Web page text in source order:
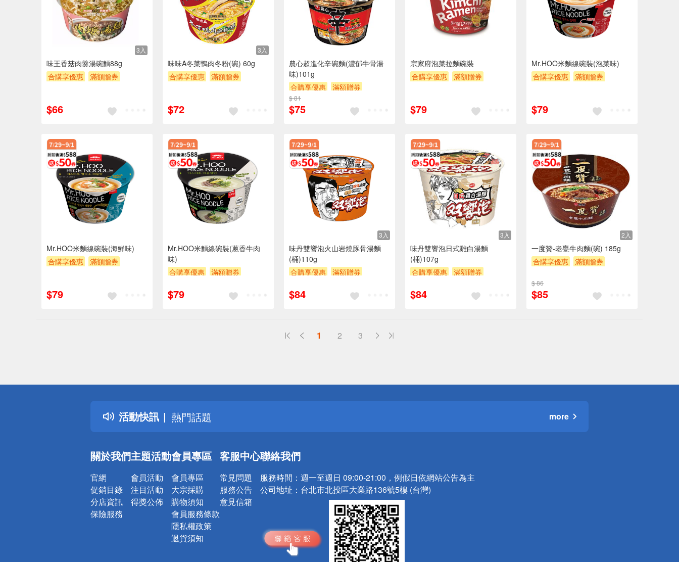
3入
味王香菇肉羹湯碗麵88g
合購享優惠
滿額贈券
$66
3入
味味A冬菜鴨肉冬粉(碗) 60g
合購享優惠
滿額贈券
$72
農心超進化辛碗麵(濃郁牛骨湯
味)101g
合購享優惠
滿額贈券
贈$200
$ 81
$75
宗家府泡菜拉麵碗裝
合購享優惠
滿額贈券
$79
Mr.HOO米麵線碗裝(泡菜味)
合購享優惠
滿額贈券
$79
Mr.HOO米麵線碗裝(海鮮味)
合購享優惠
滿額贈券
$79
Mr.HOO米麵線碗裝(蔥香牛肉
味)
合購享優惠
滿額贈券
$79
3入
味丹雙響泡火山岩燒豚骨湯麵
(桶)110g
合購享優惠
滿額贈券
$84
3入
味丹雙響泡日式雞白湯麵
(桶)107g
合購享優惠
滿額贈券
$84
2入
一度贊-老甕牛肉麵(碗) 185g
合購享優惠
滿額贈券
$ 86
$85
1 2 3
活動快訊
詐騙網頁！請小心！
得獎公告
熱門話題
銀行優惠
詐騙網頁！請小心！
more
關於我們
官網
促銷目錄
分店資訊
保險服務
主題活動
會員活動
注目活動
得獎公佈
會員專區
會員專區
大宗採購
購物須知
會員服務條款
隱私權政策
退貨須知
客服中心
常見問題
服務公告
意見信箱
聯絡我們
服務時間： 週一至週日 09:00-21:00，例假日依網站公告為主
公司地址： 台北市北投區大業路136號5樓 (台灣)